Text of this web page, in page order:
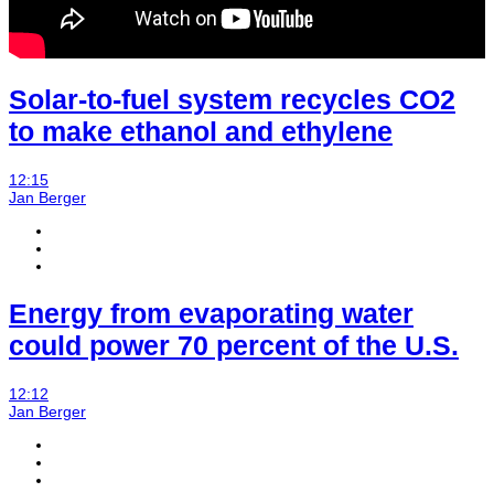
Solar-to-fuel system recycles CO2
to make ethanol and ethylene
12:15
Jan Berger
Energy from evaporating water
could power 70 percent of the U.S.
12:12
Jan Berger